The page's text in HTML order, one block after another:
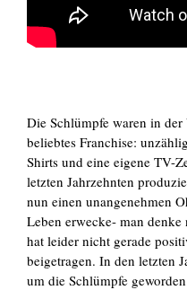
Die Schlümpfe waren in
beliebtes Franchise:
Shirts und eine eigene TV-
letzten Jahrzehnten
nun einen unangenehmen
Leben erwecke- man
hat leider nicht gerade
beigetragen. In den letzten
um die Schlümpfe